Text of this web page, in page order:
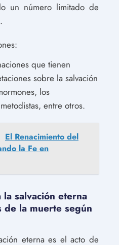
un número limitado de
que tienen
sobre la salvación
los
entre otros.
El Renacimiento del
la Fe en
salvación eterna
de la muerte según
eterna es el acto de